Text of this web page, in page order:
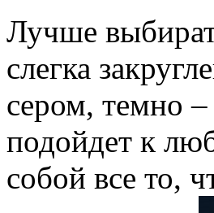
Лучше
слегка
сером, темно
подойдет к
собой все то,